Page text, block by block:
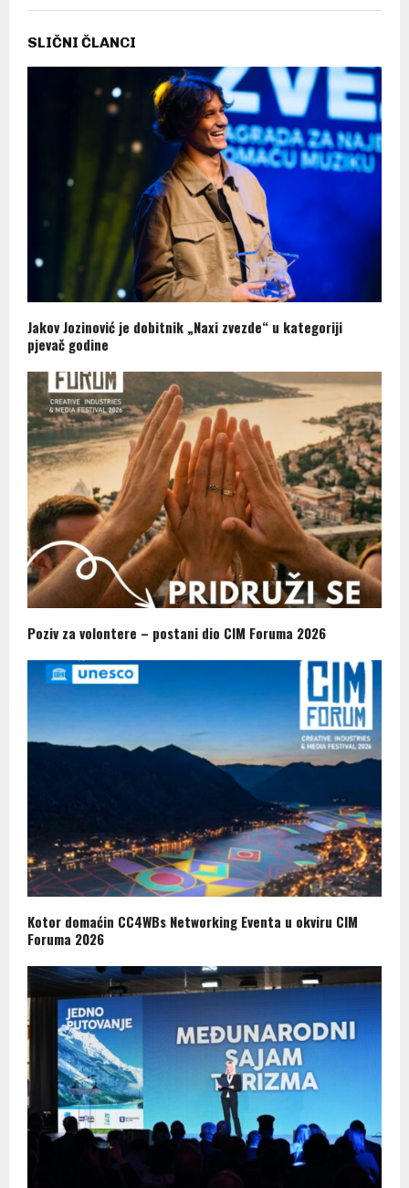
SLIČNI ČLANCI
Jakov Jozinović je dobitnik „Naxi zvezde“ u kategoriji
pjevač godine
Poziv za volontere – postani dio CIM Foruma 2026
Kotor domaćin CC4WBs Networking Eventa u okviru CIM
Foruma 2026